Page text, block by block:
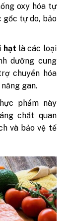
oxy hóa tự
gốc tự do, bảo
hạt là các loại
dưỡng cung
chuyển hóa
gan.
phẩm này
chất quan
và bảo vệ tế